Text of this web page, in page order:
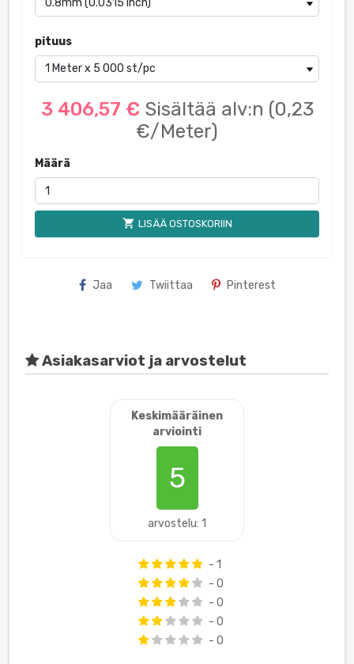
pituus
3 406,57 € Sisältää alv:n (0,23
€/Meter)
Määrä
shopping_cart LISÄÄ OSTOSKORIIN
Jaa Twiittaa Pinterest
Asiakasarviot ja arvostelut
Keskimääräinen
arviointi
5
arvostelu: 1
- 1
- 0
- 0
- 0
- 0